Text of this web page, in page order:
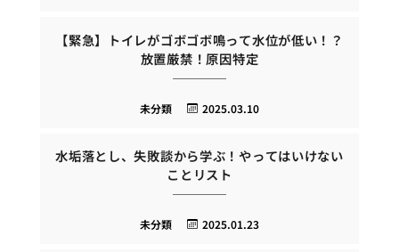
【緊急】トイレがゴボゴボ鳴って水位が低い！？
放置厳禁！原因特定
2025.03.10
未分類
水垢落とし、失敗談から学ぶ！やってはいけない
ことリスト
2025.01.23
未分類